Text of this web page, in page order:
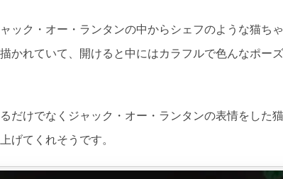
ック・オー・ランタンの中からシェフのような猫ち
かれていて、開けると中にはカラフルで色んなポー
だけでなくジャック・オー・ランタンの表情をした
げてくれそうです。